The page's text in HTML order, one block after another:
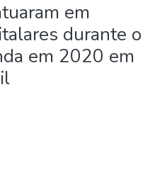
em
durante o
em 2020 em